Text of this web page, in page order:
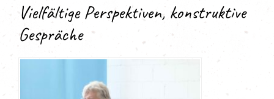
Vielfältige Perspektiven, konstruktive
Gespräche